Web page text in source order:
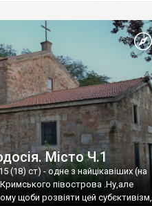
Місто Ч.1
(18) ст) - одне з найцікавіших (на
півострова .Ну,але
щоби розвіяти цей субєктивізм,